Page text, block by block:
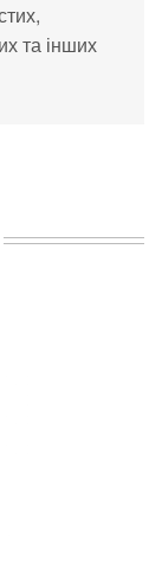
та інших